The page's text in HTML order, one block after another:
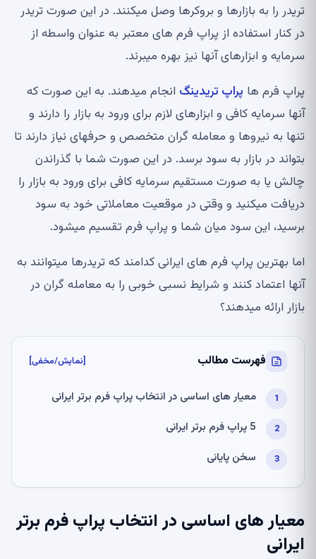
تریدر را به بازارها و بروکرها وصل میکنند. در این صورت تریدر
در کنار استفاده از پراپ فرم های معتبر به عنوان واسطه از
سرمایه و ابزارهای آنها نیز بهره میبرند.
پراپ فرم ها پراپ تریدینگ انجام میدهند. به این صورت که
آنها سرمایه کافی و ابزارهای لازم برای ورود به بازار را دارند و
تنها به نیروها و معامله گران متخصص و حرفهای نیاز دارند تا
بتواند در بازار به سود برسد. در این صورت شما با گذراندن
چالش یا به صورت مستقیم سرمایه کافی برای ورود به بازار را
دریافت میکنید و وقتی در موقعیت معاملاتی خود به سود
برسید، این سود میان شما و پراپ فرم تقسیم میشود.
اما بهترین پراپ فرم های ایرانی کدامند که تریدرها میتوانند به
آنها اعتماد کنند و شرایط نسبی خوبی را به معامله گران در
بازار ارائه میدهند؟
فهرست مطالب [نمایش/مخفی]
معیار های اساسی در انتخاب پراپ فرم برتر ایرانی
5 پراپ فرم برتر ایرانی
سخن پایانی
معیار های اساسی در انتخاب پراپ فرم برتر
ایرانی